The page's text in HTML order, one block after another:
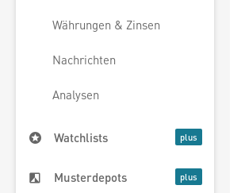
Währungen & Zinsen
Nachrichten
Analysen
Watchlists
Musterdepots